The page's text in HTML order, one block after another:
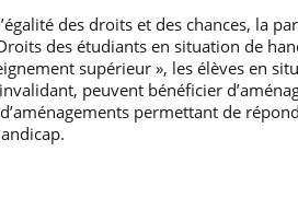
des droits et des chances, la
des étudiants en situation de
supérieur », les élèves en
peuvent bénéficier
permettant de